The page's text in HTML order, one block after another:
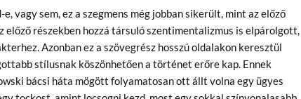
vagy sem, ez a szegmens még jobban sikerült, mint az előző
részekben hozzá társuló szentimentalizmus is elpárolgott,
Azonban ez a szövegrész hosszú oldalakon keresztül
stílusnak köszönhetően a történet erőre kap. Ennek
bácsi háta mögött folyamatosan ott állt volna egy ügyes